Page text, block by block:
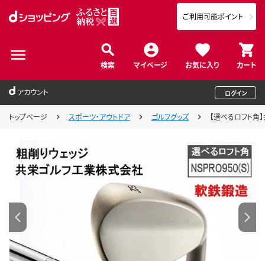
検索 マイページ お気に入り カート
ご利用可能ポイント
アカウント ログイン
トップページ スポーツ・アウトドア ゴルフグッズ 【選べるロフト